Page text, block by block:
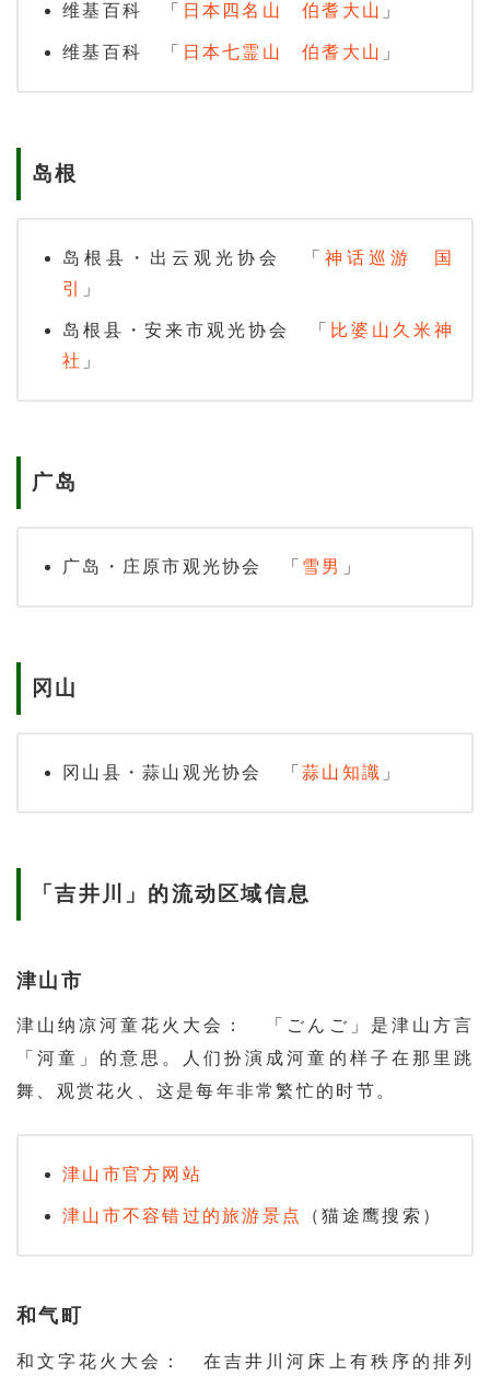
维基百科 「 日本四名山 伯耆大山 」
维基百科 「 日本七霊山 伯耆大山 」
岛根
岛根县・出云观光协会 「 神话巡游 国
引
」
岛根县・安来市观光协会 「 比婆山久米神
社 」
广岛
广岛・庄原市观光协会 「 雪男 」
冈山
冈山县・蒜山观光协会 「蒜山知識 」
「吉井川」的流动区域信息
津山市
津山纳凉河童花火大会： 「ごんご」是津山方言
「河童」的意思。人们扮演成河童的样子在那里跳
舞、观赏花火、这是每年非常繁忙的时节。
津山市官方网站
津山市不容错过的旅游景点 （猫途鹰搜索）
和气町
和文字花火大会： 在吉井川河床上有秩序的排列